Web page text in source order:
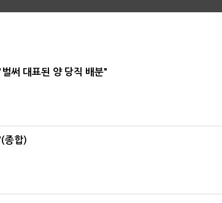
써 대표된 양 당직 배분"
종합)